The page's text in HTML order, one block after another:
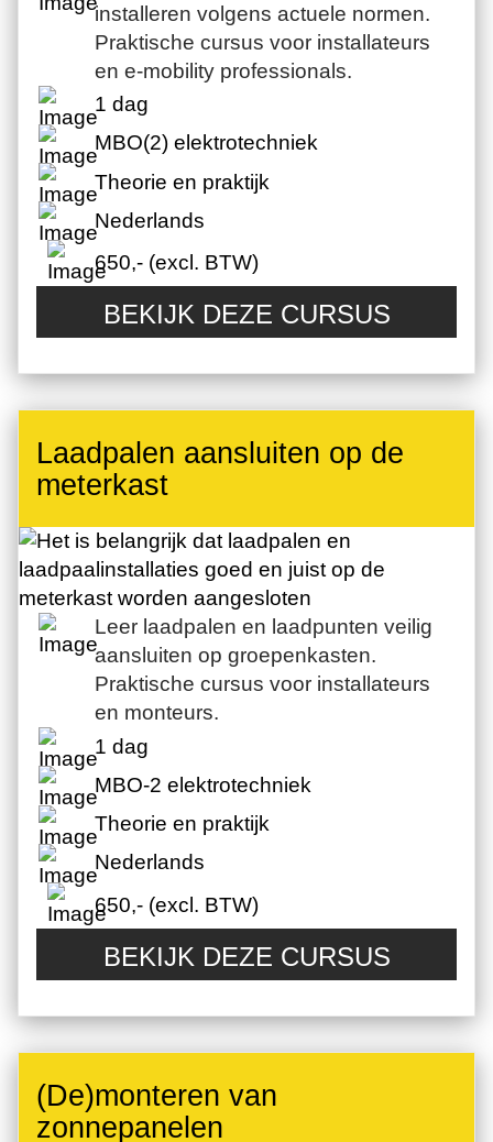
installeren volgens actuele normen.
Praktische cursus voor installateurs
en e-mobility professionals.
1 dag
MBO(2) elektrotechniek
Theorie en praktijk
Nederlands
650,- (excl. BTW)
BEKIJK DEZE CURSUS
Laadpalen aansluiten op de
meterkast
Leer laadpalen en laadpunten veilig
aansluiten op groepenkasten.
Praktische cursus voor installateurs
en monteurs.
1 dag
MBO-2 elektrotechniek
Theorie en praktijk
Nederlands
650,- (excl. BTW)
BEKIJK DEZE CURSUS
(De)monteren van
zonnepanelen